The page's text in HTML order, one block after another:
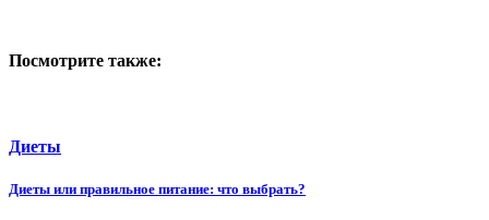
Посмотрите также:
Диеты
Диеты или правильное питание: что выбрать?